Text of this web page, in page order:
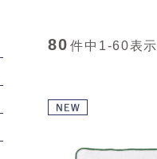
80 件中 1-60表示